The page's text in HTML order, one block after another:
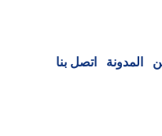
المدونة اتصل بنا